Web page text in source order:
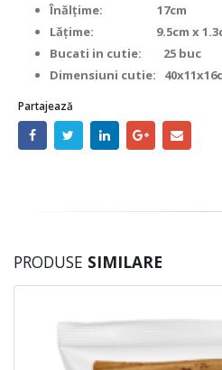
Înălțime: 17cm
Lățime: 9.5cm x
Bucati in cutie: 25 buc
Dimensiuni cutie:
Partajează
PRODUSE SIMILARE